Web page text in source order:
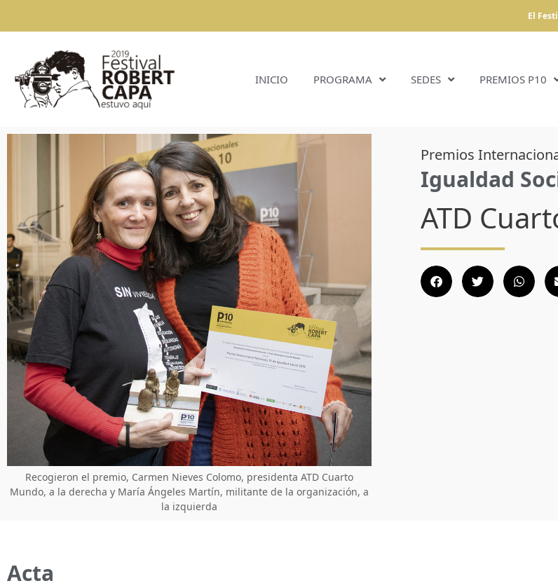
El
INICIO PROGRAMA SEDES PREMIOS P10
Recogieron el premio, Carmen Nieves Colomo, presidenta ATD Cuarto
Mundo, a la derecha y María Ángeles Martín, militante de la organización, a
la izquierda
Premios
Igualdad
ATD
Acta